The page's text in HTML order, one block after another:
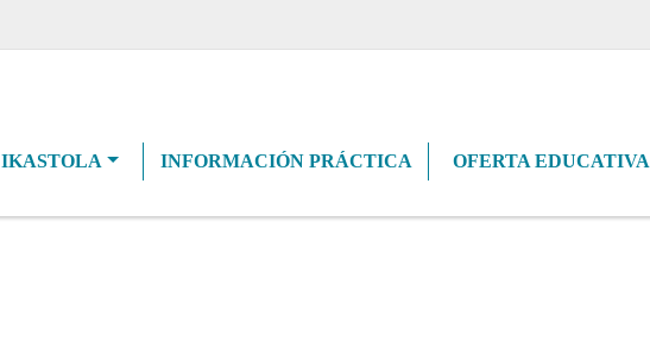
Main navigation
IKASTOLA INFORMACIÓN PRÁCTICA OFERTA EDUCATIVA